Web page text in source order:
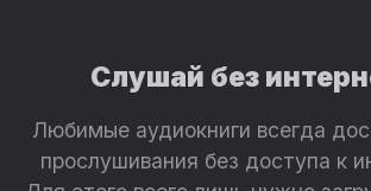
Слушай без
Любимые аудиокниги всегда
прослушивания без доступа к